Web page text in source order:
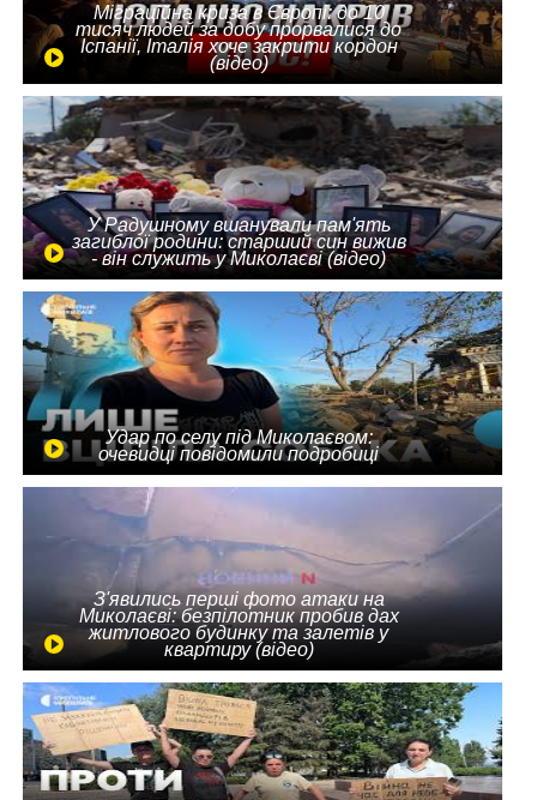
Міграційна криза в Європі: до 10
тисяч людей за добу прорвалися до
Іспанії, Італія хоче закрити кордон
(відео)
У Радушному вшанували пам'ять
загиблої родини: старший син вижив
- він служить у Миколаєві (відео)
Удар по селу під Миколаєвом:
очевидці повідомили подробиці
З'явились перші фото атаки на
Миколаєві: безпілотник пробив дах
житлового будинку та залетів у
квартиру (відео)